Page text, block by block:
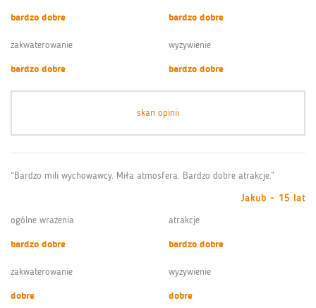
bardzo dobre
bardzo dobre
zakwaterowanie
bardzo dobre
wyżywienie
bardzo dobre
skan opinii
“Bardzo mili wychowawcy. Miła atmosfera. Bardzo dobre atrakcje.”
Jakub - 15 lat
ogólne wrażenia
bardzo dobre
atrakcje
bardzo dobre
zakwaterowanie
dobre
wyżywienie
dobre